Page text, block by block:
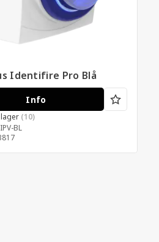
Identifire Pro Blå
Info
lager (10)
BL